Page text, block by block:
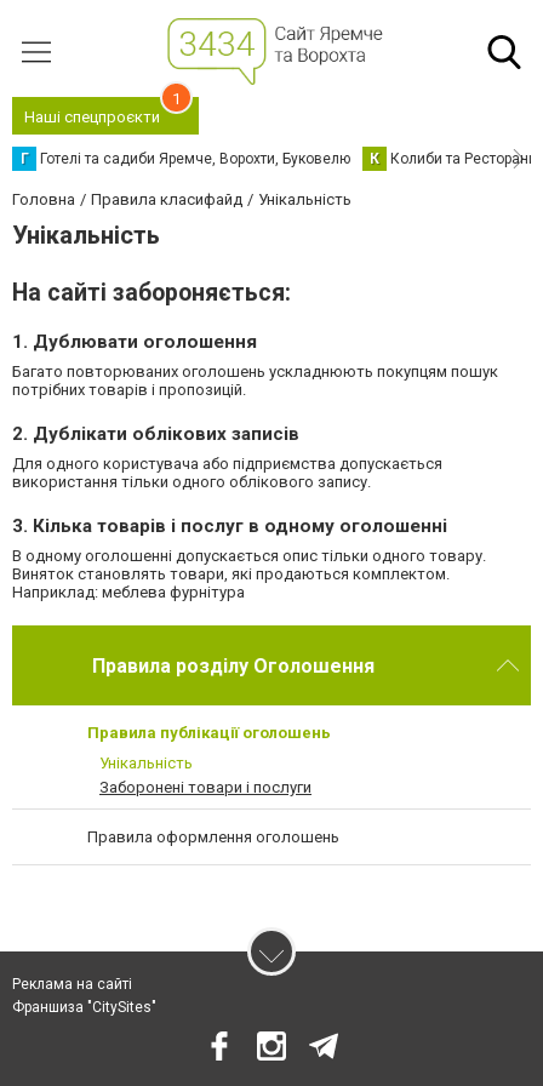
Наші спецпроєкти
1
Г Готелі та садиби Яремче, Ворохти, Буковелю К Колиби та Ресторани
Головна Правила класифайд Унікальність
Унікальність
На сайті забороняється:
1. Дублювати оголошення
Багато повторюваних оголошень ускладнюють покупцям пошук
потрібних товарів і пропозицій.
2. Дублікати облікових записів
Для одного користувача або підприємства допускається
використання тільки одного облікового запису.
3. Кілька товарів і послуг в одному оголошенні
В одному оголошенні допускається опис тільки одного товару.
Виняток становлять товари, які продаються комплектом.
Наприклад: меблева фурнітура
Правила розділу Оголошення
Правила публікації оголошень
Унікальність
Заборонені товари і послуги
Правила оформлення оголошень
Реклама на сайті
Франшиза "CitySites"